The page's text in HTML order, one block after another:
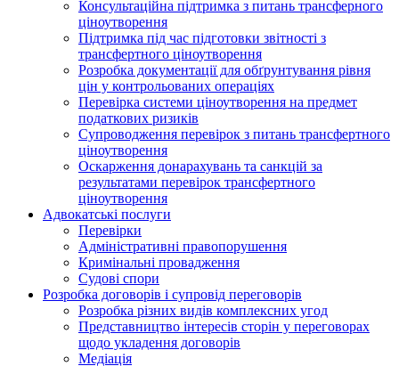
Консультаційна підтримка з питань трансферного
ціноутворення
Підтримка під час підготовки звітності з
трансфертного ціноутворення
Розробка документації для обґрунтування рівня
цін у контрольованих операціях
Перевірка системи ціноутворення на предмет
податкових ризиків
Супроводження перевірок з питань трансфертного
ціноутворення
Оскарження донарахувань та санкцій за
результатами перевірок трансфертного
ціноутворення
Адвокатські послуги
Перевірки
Адміністративні правопорушення
Кримінальні провадження
Судові спори
Розробка договорів і супровід переговорів
Розробка різних видів комплексних угод
Представництво інтересів сторін у переговорах
щодо укладення договорів
Медіація